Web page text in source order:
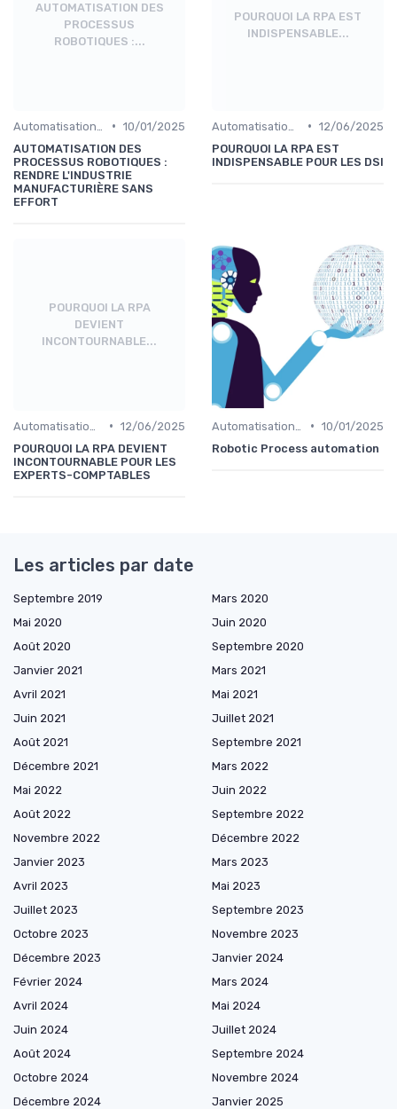
AUTOMATISATION DES
PROCESSUS
ROBOTIQUES :...
• 10/01/2025
AUTOMATISATION DES
PROCESSUS ROBOTIQUES :
RENDRE L'INDUSTRIE
MANUFACTURIÈRE SANS
EFFORT
POURQUOI LA RPA EST
INDISPENSABLE...
• 12/06/2025
POURQUOI LA RPA EST
INDISPENSABLE POUR LES DSI
POURQUOI LA RPA
DEVIENT
INCONTOURNABLE...
• 12/06/2025
POURQUOI LA RPA DEVIENT
INCONTOURNABLE POUR LES
EXPERTS-COMPTABLES
• 10/01/2025
Robotic Process automation
Les articles par date
Septembre 2019
Mars 2020
Mai 2020
Juin 2020
Août 2020
Septembre 2020
Janvier 2021
Mars 2021
Avril 2021
Mai 2021
Juin 2021
Juillet 2021
Août 2021
Septembre 2021
Décembre 2021
Mars 2022
Mai 2022
Juin 2022
Août 2022
Septembre 2022
Novembre 2022
Décembre 2022
Janvier 2023
Mars 2023
Avril 2023
Mai 2023
Juillet 2023
Septembre 2023
Octobre 2023
Novembre 2023
Décembre 2023
Janvier 2024
Février 2024
Mars 2024
Avril 2024
Mai 2024
Juin 2024
Juillet 2024
Août 2024
Septembre 2024
Octobre 2024
Novembre 2024
Décembre 2024
Janvier 2025